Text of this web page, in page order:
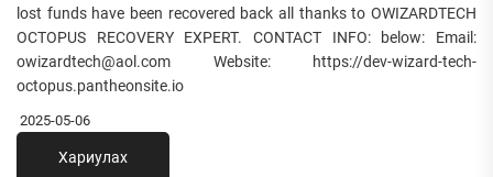
lost funds have been recovered back all thanks to OWIZARDTECH
OCTOPUS RECOVERY EXPERT. CONTACT INFO: below: Email:
owizardtech@aol.com Website: https://dev-wizard-tech-
octopus.pantheonsite.io
2025-05-06
Хариулах